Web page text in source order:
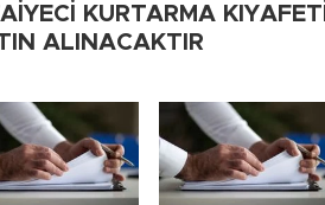
KURTARMA KIYAFETİ
ALINACAKTIR